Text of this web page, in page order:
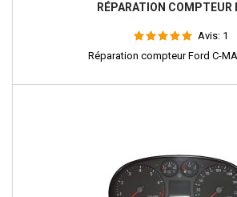
RÉPARATION COMPTEUR
Avis: 1
Réparation compteur Ford C-